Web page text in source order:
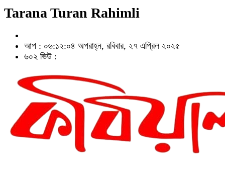
Tarana Turan Rahimli
আপ : ০৬:১২:০৪ অপরাহ্ন, রবিবার, ২৭ এপ্রিল ২০২৫
৬০২ ভিউ :